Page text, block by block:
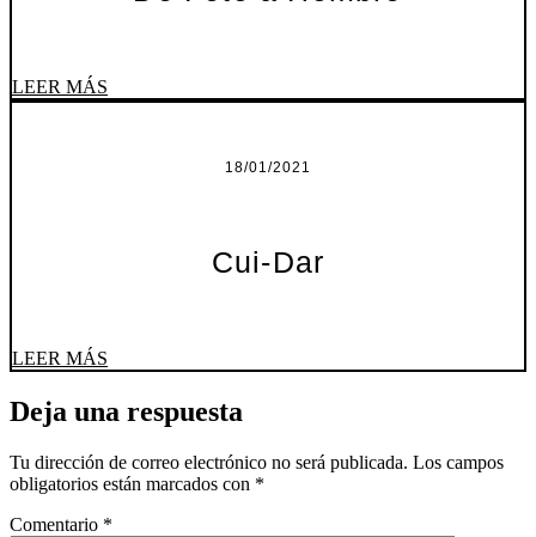
LEER MÁS
18/01/2021
Cui-Dar
LEER MÁS
Deja una respuesta
Tu dirección de correo electrónico no será publicada. Los campos
obligatorios están marcados con *
Comentario *